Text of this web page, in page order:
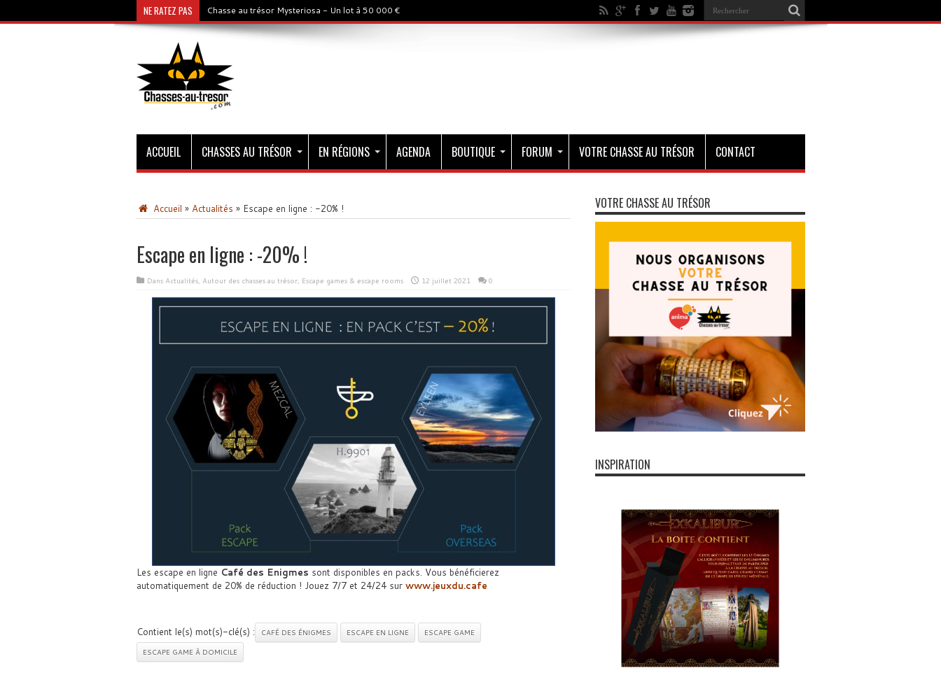
NE RATEZ PAS Chasse au trésor Mysteriosa - Un lot à 50 000 €
ACCUEIL CHASSES AU TRÉSOR EN RÉGIONS AGENDA BOUTIQUE FORUM VOTRE CHASSE AU TRÉSOR CONTACT
Accueil » Actualités » Escape en ligne : -20% !
Escape en ligne : -20% !
Dans Actualités, Autour des chasses au trésor, Escape games & escape rooms 12 juillet 2021 0
Les escape en ligne Café des Enigmes sont disponibles en packs. Vous bénéficierez
automatiquement de 20% de réduction ! Jouez 7/7 et 24/24 sur www.jeuxdu.cafe
Contient le(s) mot(s)-clé(s) : CAFÉ DES ÉNIGMES ESCAPE EN LIGNE
ESCAPE GAME
ESCAPE GAME À DOMICILE
VOTRE CHASSE AU TRÉSOR
INSPIRATION